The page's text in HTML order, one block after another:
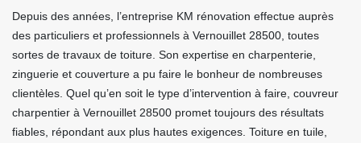
Depuis des années, l’entreprise KM rénovation effectue auprès
des particuliers et professionnels à Vernouillet 28500, toutes
sortes de travaux de toiture. Son expertise en charpenterie,
zinguerie et couverture a pu faire le bonheur de nombreuses
clientèles. Quel qu’en soit le type d’intervention à faire, couvreur
charpentier à Vernouillet 28500 promet toujours des résultats
fiables, répondant aux plus hautes exigences. Toiture en tuile,